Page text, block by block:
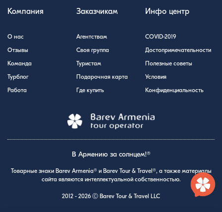
Компания
О нас
Отзывы
Команда
Турблог
Работа
Заказчикам
Агентствам
Своя группа
Туристам
Подарочная карта
Где купить
Инфо центр
COVID-2019
Достопримечательности
Полезные советы
Условия
Конфиденциальность
В Армению за солнцем!®
Товарные знаки Barev Armenia® и Barev Tour & Travel®, а также материалы
сайта являются интеллектуальной собственностью.
2012 - 2026 Ⓒ Barev Tour & Travel LLC